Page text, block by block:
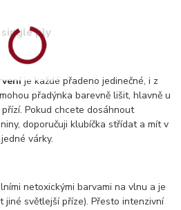
ply
je každé přadeno jedinečné, i z
přadýnka barevně lišit, hlavně u
Pokud chcete dosáhnout
doporučuji klubíčka střídat a mít v
várky.
netoxickými barvami na vlnu a je
světlejší příze). Přesto intenzivní